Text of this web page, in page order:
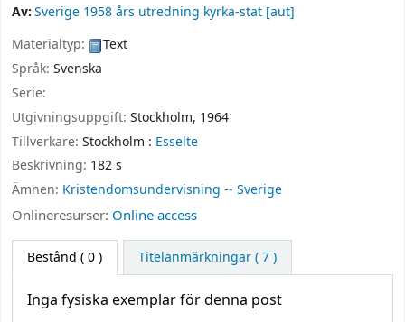
Av:Sverige 1958 års utredning kyrka-stat [aut]
Materialtyp:
Text
Språk: Svenska
Serie:
Utgivningsuppgift: Stockholm, 1964
Tillverkare: Stockholm : Esselte
Beskrivning: 182 s
Ämnen: Kristendomsundervisning -- Sverige
Onlineresurser: Online access
Bestånd ( 0 ) Titelanmärkningar ( 7 )
Inga fysiska exemplar för denna post